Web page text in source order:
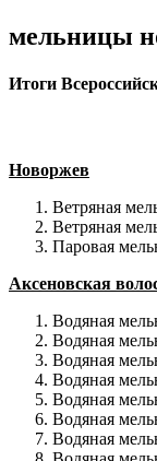
мельницы
Итоги
Новоржев
Ветряная
Ветряная
Паровая
Аксеновская
Водяная
Водяная
Водяная
Водяная
Водяная
Водяная
Водяная